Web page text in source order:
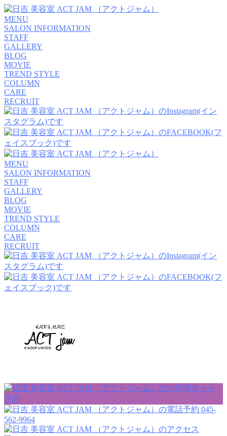
MENU
SALON INFORMATION
STAFF
GALLERY
BLOG
MOVIE
TREND STYLE
COLUMN
CARE
RECRUIT
MENU
SALON INFORMATION
STAFF
GALLERY
BLOG
MOVIE
TREND STYLE
COLUMN
CARE
RECRUIT
045-
562-9964